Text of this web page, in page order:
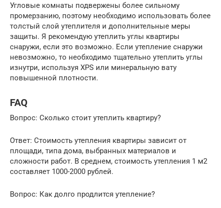
Угловые комнаты подвержены более сильному
промерзанию, поэтому необходимо использовать более
толстый слой утеплителя и дополнительные меры
защиты. Я рекомендую утеплить углы квартиры
снаружи, если это возможно. Если утепление снаружи
невозможно, то необходимо тщательно утеплить углы
изнутри, используя XPS или минеральную вату
повышенной плотности.
FAQ
Вопрос: Сколько стоит утеплить квартиру?
Ответ: Стоимость утепления квартиры зависит от
площади, типа дома, выбранных материалов и
сложности работ. В среднем, стоимость утепления 1 м2
составляет 1000-2000 рублей.
Вопрос: Как долго продлится утепление?